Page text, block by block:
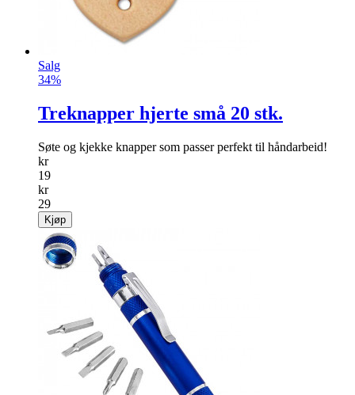
Salg
34%
Treknapper hjerte små 20 stk.
Søte og kjekke knapper som passer perfekt til håndarbeid!
kr
19
kr
29
Kjøp